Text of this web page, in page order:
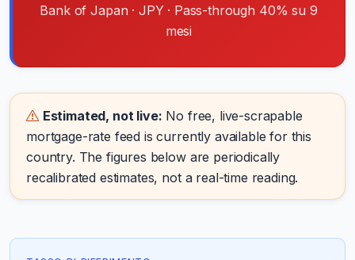
Bank of Japan · JPY · Pass-through 40% su 9
mesi
Estimated, not live: No free, live-scrapable
mortgage-rate feed is currently available for this
country. The figures below are periodically
recalibrated estimates, not a real-time reading.